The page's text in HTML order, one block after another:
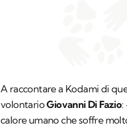
A raccontare a Kodami di
volontarioGiovanni Di Fazio:
calore umano che soffre